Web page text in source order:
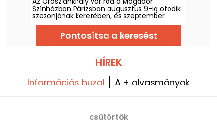
mi kritikánk
Színházban Párizsban augusztus 9-ig ötödik
szezonjának keretében, és szeptember
2026-tól megkezdi a hatodik évadot, több
mint tíz évvel az utolsó előadása óta ebben
a párizsi színházban. Láttuk már – mindent
elárulunk.
Pontosítsa a keresést
HÍREK
Információs huzal A + olvasmányok
csütörtök